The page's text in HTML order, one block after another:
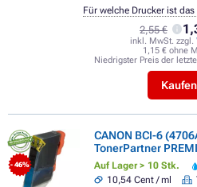
2,55 €
inkl. MwSt. zzgl.
1,15 € ohne
Niedrigster Preis der
Kaufen
Für welche Drucker ist
- 46%
CANON BCI-6
TonerPartner
Auf Lager > 10 Stk.
10,54 Cent / ml